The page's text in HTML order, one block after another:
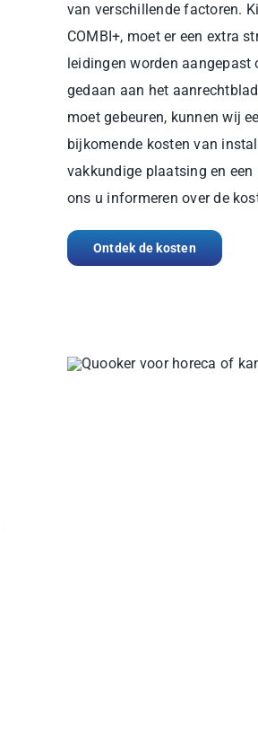
van verschillende factoren.
COMBI+, moet er een extra
leidingen worden
gedaan aan het
moet gebeuren, kunnen wij
bijkomende kosten van
vakkundige plaatsing en
ons u informeren over de
Ontdek de kosten